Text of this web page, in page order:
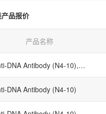
品报价
产品名称
Anti-DNA Antibody (N4-10), 抗DNA抗体 (N4-10)
DNA Antibody (N4-10)